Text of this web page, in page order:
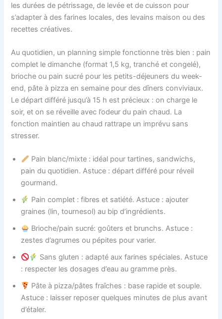
les durées de pétrissage, de levée et de cuisson pour
s’adapter à des farines locales, des levains maison ou des
recettes créatives.
Au quotidien, un planning simple fonctionne très bien : pain
complet le dimanche (format 1,5 kg, tranché et congelé),
brioche ou pain sucré pour les petits-déjeuners du week-
end, pâte à pizza en semaine pour des dîners conviviaux.
Le départ différé jusqu’à 15 h est précieux : on charge le
soir, et on se réveille avec l’odeur du pain chaud. La
fonction maintien au chaud rattrape un imprévu sans
stresser.
Pain blanc/mixte : idéal pour tartines, sandwichs,
pain du quotidien. Astuce : départ différé pour réveil
gourmand.
Pain complet : fibres et satiété. Astuce : ajouter
graines (lin, tournesol) au bip d’ingrédients.
Brioche/pain sucré: goûters et brunchs. Astuce :
zestes d’agrumes ou pépites pour varier.
Sans gluten : adapté aux farines spéciales. Astuce
: respecter les dosages d’eau au gramme près.
Pâte à pizza/pâtes fraîches : base rapide et souple.
Astuce : laisser reposer quelques minutes de plus avant
d’étaler.